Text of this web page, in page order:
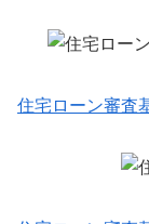
住宅ローン審査